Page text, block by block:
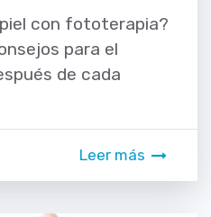
con fototerapia?
para el
de cada
Leer más